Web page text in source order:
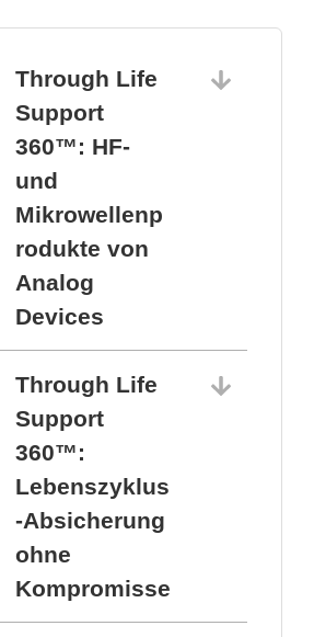
Through Life
Support
360™: HF-
und
Mikrowellenp
rodukte von
Analog
Devices
Through Life
Support
360™:
Lebenszyklus
-Absicherung
ohne
Kompromisse